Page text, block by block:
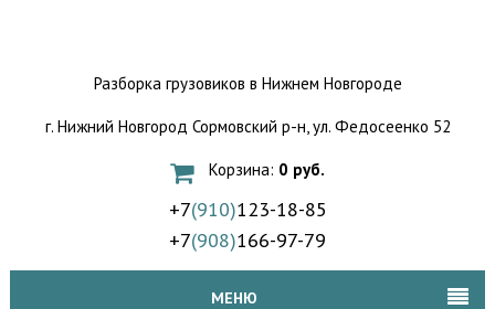
Разборка грузовиков в Нижнем Новгороде
г. Нижний Новгород Сормовский р-н,ул. Федосеенко 52
Корзина: 0 руб.
+7(910)123-18-85
+7(908)166-97-79
МЕНЮ